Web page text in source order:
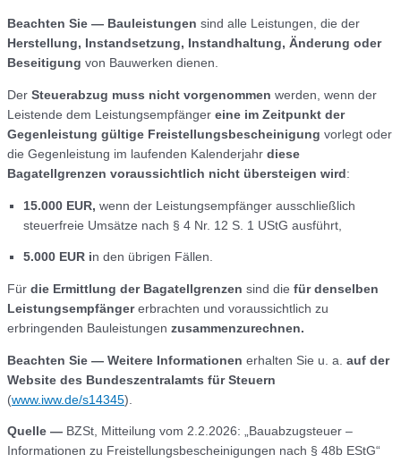
Beachten Sie — Bauleistungen sind alle Leistungen, die der
Herstellung, Instandsetzung, Instandhaltung, Änderung oder
Beseitigung von Bauwerken dienen.
Der Steuerabzug muss nicht vorgenommen werden, wenn der
Leistende dem Leistungsempfänger eine im Zeitpunkt der
Gegenleistung gültige Freistellungsbescheinigung vorlegt oder
die Gegenleistung im laufenden Kalenderjahr diese
Bagatellgrenzen voraussichtlich nicht übersteigen wird :
15.000 EUR, wenn der Leistungsempfänger ausschließlich
steuerfreie Umsätze nach § 4 Nr. 12 S. 1 UStG ausführt,
5.000 EUR in den übrigen Fällen.
Für die Ermittlung der Bagatellgrenzen sind die für denselben
Leistungsempfängererbrachten und voraussichtlich zu
erbringenden Bauleistungen zusammenzurechnen.
Beachten Sie — Weitere Informationen erhalten Sie u. a. auf der
Website des Bundeszentralamts für Steuern
(www.iww.de/s14345).
Quelle — BZSt, Mitteilung vom 2.2.2026: „Bauabzugsteuer –
Informationen zu Freistellungsbescheinigungen nach § 48b EStG“